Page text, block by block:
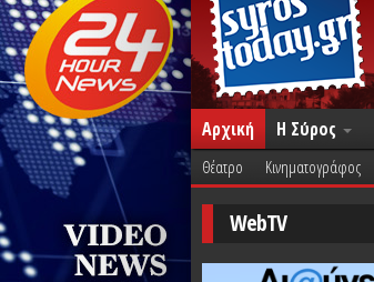
Αρχική Η Σύρος
Θέατρο Κινηματογράφος
WebTV